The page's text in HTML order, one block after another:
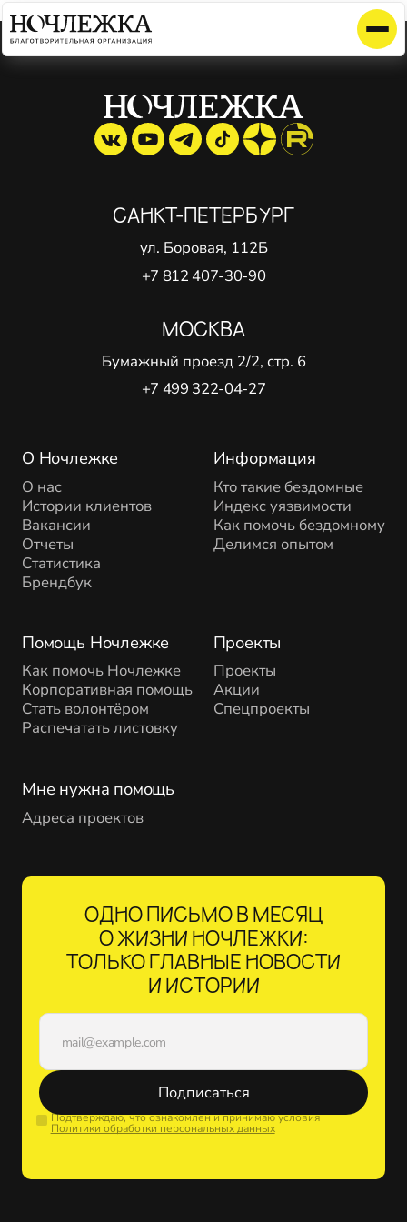
Элемент не найден!
О Ночлежке
О нас
Истории клиентов
Вакансии
Отчеты
Статистика
Брендбук
Помощь Ночлежке
Как помочь Ночлежке
Корпоративная помощь
Стать волонтёром
Распечатать листовку
Проекты
Проекты
Акции
Спецпроекты
Информация
Кто такие бездомные
Индекс уязвимости
Как помочь бездомному
Делимся опытом
Мне нужна помощь
Адреса проектов
САНКТ-ПЕТЕРБУРГ
ул. Боровая, 112Б
+7 812 407-30-90
МОСКВА
Бумажный проезд 2/2, стр. 6
+7 499 322-04-27
ОДНО ПИСЬМО В МЕСЯЦ
О ЖИЗНИ НОЧЛЕЖКИ:
ТОЛЬКО ГЛАВНЫЕ НОВОСТИ
И ИСТОРИИ
Подписаться
Подтверждаю, что ознакомлен и принимаю условия
Политики обработки персональных данных